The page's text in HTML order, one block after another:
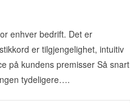
enhver bedrift. Det er
er tilgjengelighet, intuitiv
på kundens premisser Så snart
tydeligere….